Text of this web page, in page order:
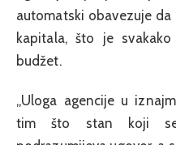
automatski obavezuje
kapitala, što je
budžet.
„Uloga agencije u
tim što stan koji se